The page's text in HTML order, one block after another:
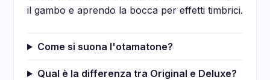
il gambo e aprendo la bocca per effetti timbrici.
Come si suona l'otamatone?
Qual è la differenza tra Original e Deluxe?